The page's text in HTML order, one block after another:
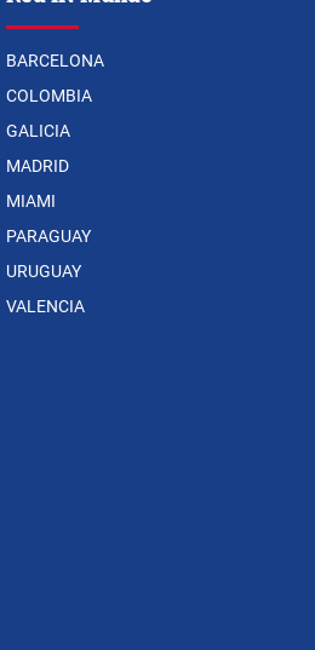
BARCELONA
COLOMBIA
GALICIA
MADRID
MIAMI
PARAGUAY
URUGUAY
VALENCIA